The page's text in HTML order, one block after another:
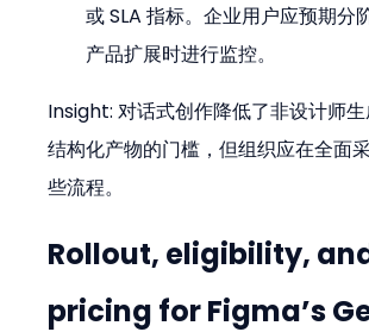
或 SLA 指标。企业用户应预期分
产品扩展时进行监控。
Insight: 对话式创作降低了非设计师
结构化产物的门槛，但组织应在全面
些流程。
Rollout, eligibility,
pricing for Figma’s